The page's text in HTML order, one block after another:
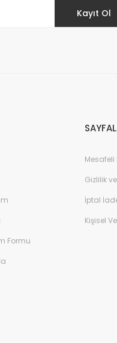
Kayıt Ol
Formu
Mesafeli
Gizlilik
İptal
Kişisel